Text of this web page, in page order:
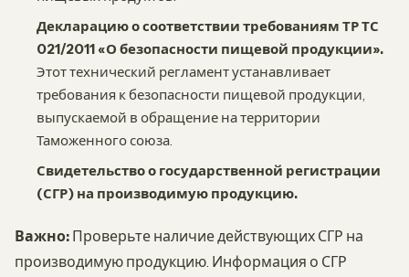
Декларацию о соответствии требованиям ТР ТС
021/2011 «О безопасности пищевой продукции».
Этот технический регламент устанавливает
требования к безопасности пищевой продукции,
выпускаемой в обращение на территории
Таможенного союза.
Свидетельство о государственной регистрации
(СГР) на производимую продукцию.
Важно: Проверьте наличие действующих СГР на
производимую продукцию. Информация о СГР